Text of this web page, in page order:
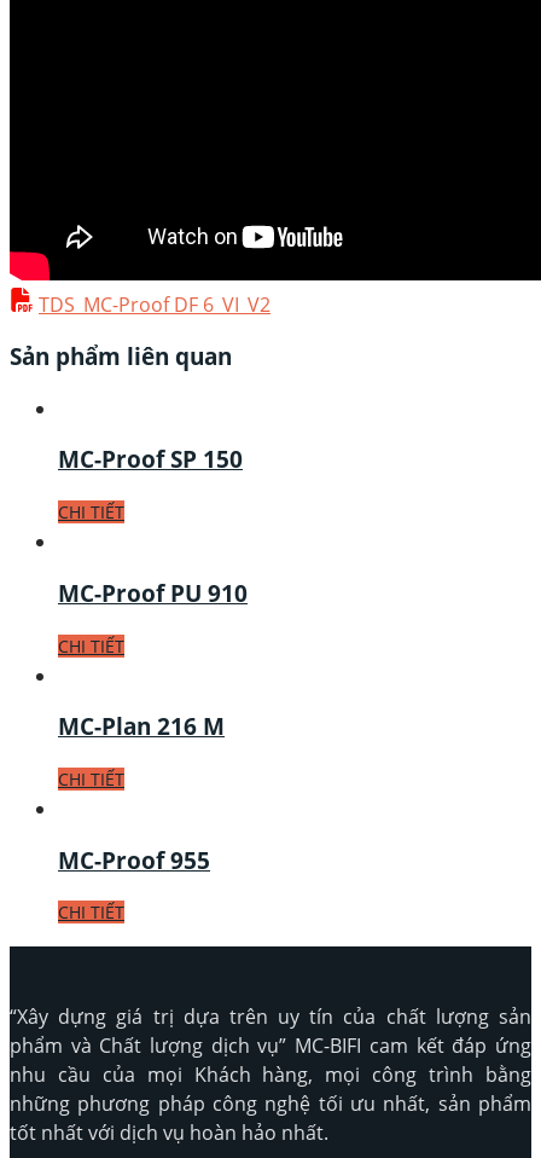
TDS_MC-Proof DF 6_VI_V2
Sản phẩm liên quan
MC-Proof SP 150
CHI TIẾT
MC-Proof PU 910
CHI TIẾT
MC-Plan 216 M
CHI TIẾT
MC-Proof 955
CHI TIẾT
“Xây dựng giá trị dựa trên uy tín của chất lượng sản
phẩm và Chất lượng dịch vụ” MC-BIFI cam kết đáp ứng
nhu cầu của mọi Khách hàng, mọi công trình bằng
những phương pháp công nghệ tối ưu nhất, sản phẩm
tốt nhất với dịch vụ hoàn hảo nhất.